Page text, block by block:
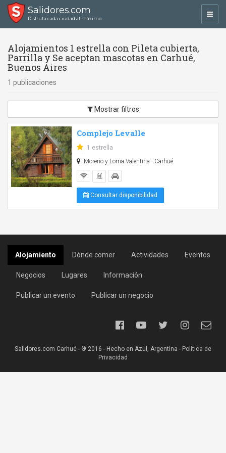
Salidores.com
Disfrutá cada ciudad al máximo
Alojamientos 1 estrella con Pileta cubierta,
Parrilla y Se aceptan mascotas en Carhué,
Buenos Aires
1 publicaciones
Mostrar filtros
Complejo Levalle
1 estrella
Moreno y Loma Valentina - Carhué
Consultar disponibilidad
Alojamiento Dónde comer Actividades Eventos
Negocios Lugares Información
Publicar un evento Publicar un negocio
Salidores.com Carhué - ® 2016 - Hecho en Azul, Argentina - Política de
Privacidad